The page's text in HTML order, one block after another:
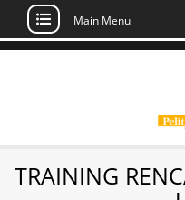
Skip
Main Menu
TRAINING